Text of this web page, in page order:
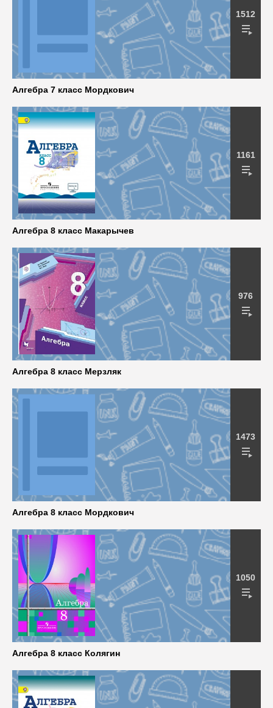
1512
Алгебра 7 класс Мордкович
1161
Алгебра 8 класс Макарычев
976
Алгебра 8 класс Мерзляк
1473
Алгебра 8 класс Мордкович
1050
Алгебра 8 класс Колягин